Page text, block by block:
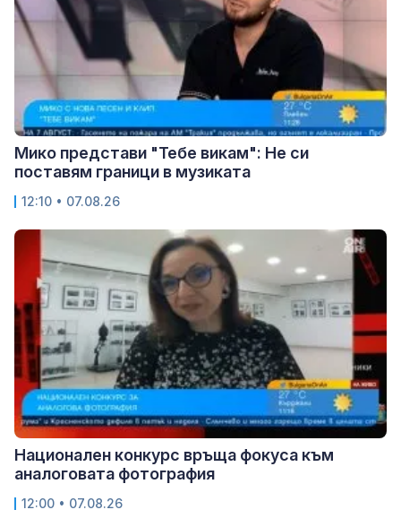
Мико представи "Тебе викам": Не си
поставям граници в музиката
12:10 • 07.08.26
Национален конкурс връща фокуса към
аналоговата фотография
12:00 • 07.08.26